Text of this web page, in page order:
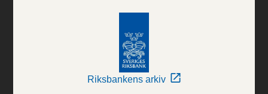
Riksbankens arkiv